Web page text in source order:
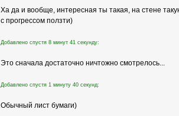
Ха да и вообще, интересная ты такая, на стене
с прогрессом ползти)
Добавлено спустя 8 минут 41 секунду:
Это сначала достаточно ничтожно смотрелось...
Добавлено спустя 1 минуту 40 секунд:
Обычный лист бумаги)